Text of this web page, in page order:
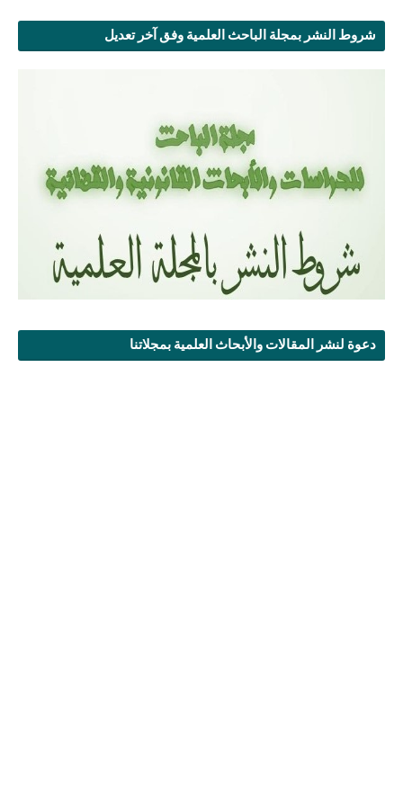
شروط النشر بمجلة الباحث العلمية وفق آخر تعديل
دعوة لنشر المقالات والأبحاث العلمية بمجلاتنا